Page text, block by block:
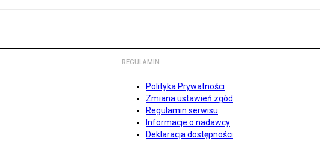
REGULAMIN
Polityka Prywatności
Zmiana ustawień zgód
Regulamin serwisu
Informacje o nadawcy
Deklaracja dostępności